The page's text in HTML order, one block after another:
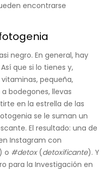
encontrarse
negro. En general, hay
que si lo tienes y,
pequeña,
bodegones, llevas
en la estrella de las
se le suman un
El resultado: una de
Instagram con
o #detox (detoxificante). Y
para la Investigación en